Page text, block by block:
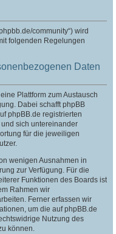
community“) wird
folgenden Regelungen
Daten
Plattform zum Austausch
Dabei schafft phpBB
phpBB.de registrierten
sich untereinander
für die jeweiligen
wenigen Ausnahmen in
zur Verfügung. Für die
Funktionen des Boards ist
Rahmen wir
Ferner erfassen wir
um die auf phpBB.de
Nutzung des
können.